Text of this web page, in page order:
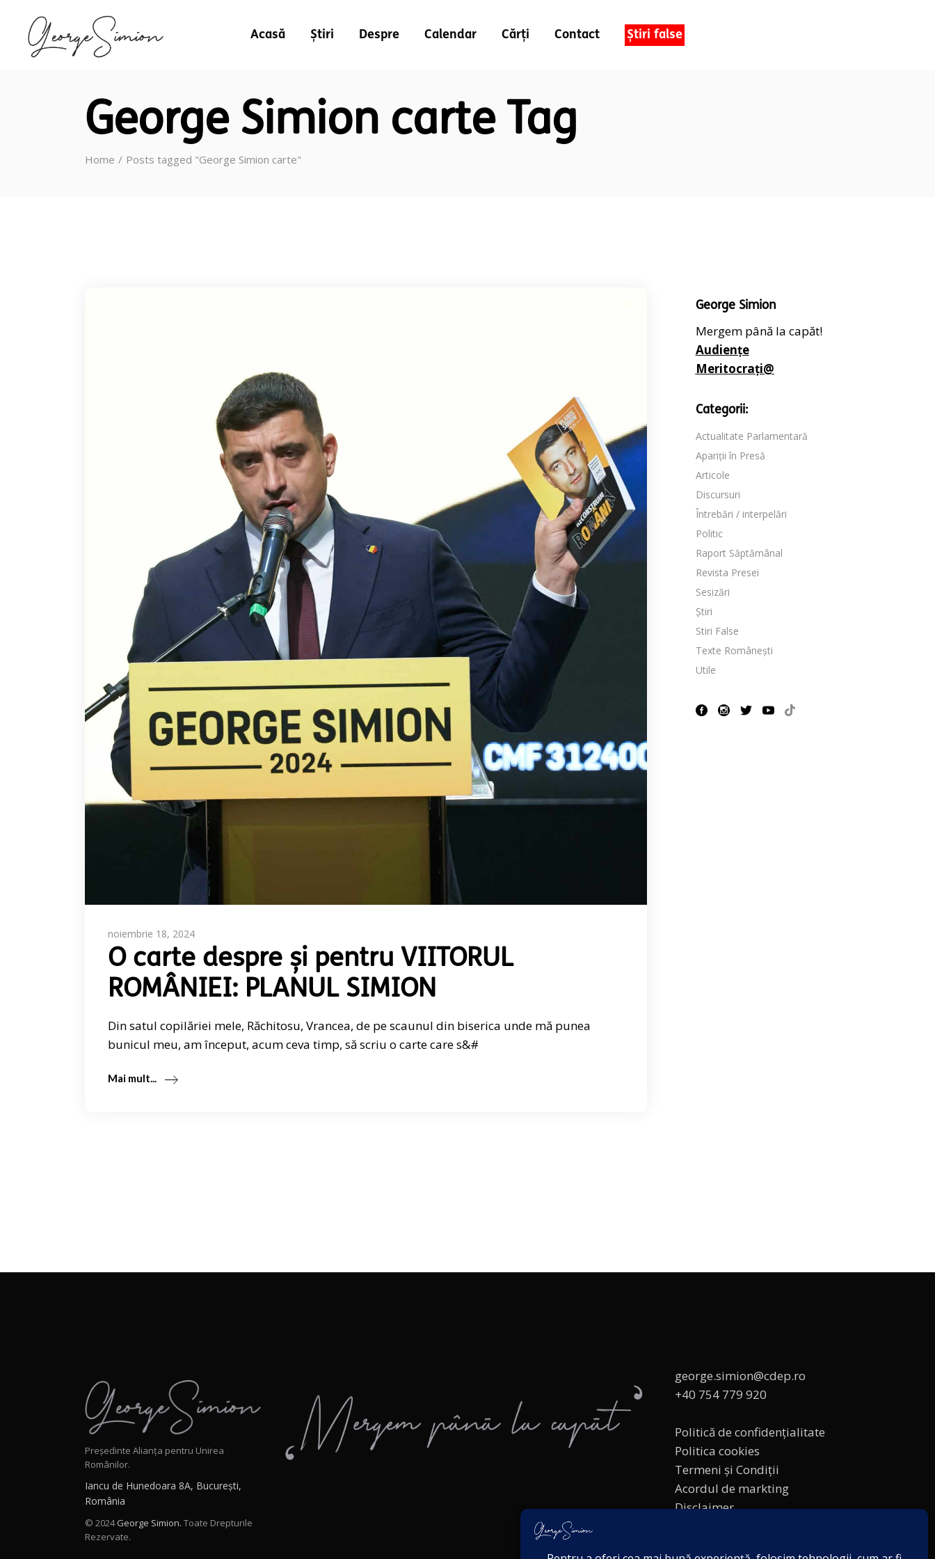
Acasă Știri Despre Calendar Cărți Contact Știri false
George Simion carte Tag
Home Posts tagged "George Simion carte"
noiembrie 18, 2024
O carte despre și pentru VIITORUL
ROMÂNIEI: PLANUL SIMION
Din satul copilăriei mele, Răchitosu, Vrancea, de pe scaunul din biserica unde mă punea
bunicul meu, am început, acum ceva timp, să scriu o carte care s&#
Mai mult...
George Simion
Mergem până la capăt!
Audiențe
Meritocrați@
Categorii:
Actualitate Parlamentară
Apariții în Presă
Articole
Discursuri
Întrebări / interpelări
Politic
Raport Săptămânal
Revista Presei
Sesizări
Știri
Stiri False
Texte Românești
Utile
Președinte Alianța pentru Unirea
Românilor.
Iancu de Hunedoara 8A, București,
România
© 2024George Simion. Toate Drepturile
Rezervate.
george.simion@cdep.ro
+40 754 779 920
Politică de confidențialitate
Politica cookies
Termeni și Condiții
Acordul de markting
Disclaimer